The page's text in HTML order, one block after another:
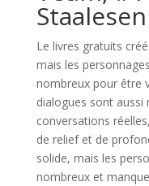
Staalesen
Le livres gratuits
mais les
nombreux pour être
dialogues sont aussi
conversations
de relief et de
solide, mais les
nombreux et